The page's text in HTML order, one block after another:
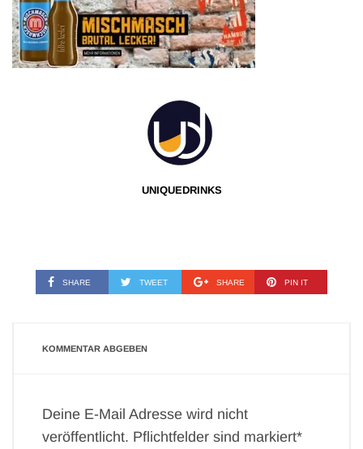
UNIQUEDRINKS
SHARE TWEET SHARE PIN IT
KOMMENTAR ABGEBEN
Deine E-Mail Adresse wird nicht
veröffentlicht. Pflichtfelder sind markiert*